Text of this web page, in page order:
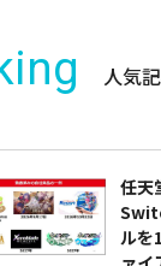
人気
任天
ルを